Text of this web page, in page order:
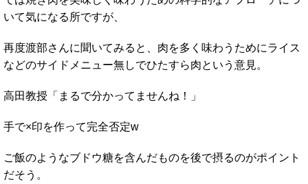
いて気になる所ですが、
再度渡部さんに聞いてみると、肉を多く味わうためにライス
などのサイドメニュー無しでひたすら肉という意見。
高田教授「まるで分かってませんね！」
手で×印を作って完全否定w
ご飯のようなブドウ糖を含んだものを後で摂るのがポイント
だそう。